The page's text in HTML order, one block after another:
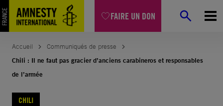
FAIRE UN DON
Aller
au
contenu
Accueil
Communiqués de presse
Chili : Il ne faut pas gracier d’anciens carabineros et responsables
de l’armée
CHILI